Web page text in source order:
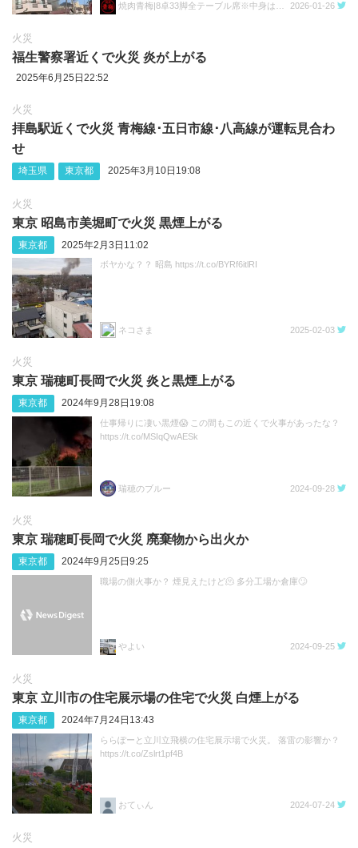
2026-01-26
火災
福生警察署近くで火災 炎が上がる
2025年6月25日22:52
火災
拝島駅近くで火災 青梅線･五日市線･八高線が運転見合わ
せ
埼玉県 東京都 2025年3月10日19:08
火災
東京 昭島市美堀町で火災 黒煙上がる
東京都 2025年2月3日11:02
ボヤかな？？ 昭島 https://t.co/BYRf6itlRI
ネコさま 2025-02-03
火災
東京 瑞穂町長岡で火災 炎と黒煙上がる
東京都 2024年9月28日19:08
仕事帰りに凄い黒煙😱 この間もこの近くで火事があったな？
https://t.co/MSIqQwAESk
瑞穂のブルー 2024-09-28
火災
東京 瑞穂町長岡で火災 廃棄物から出火か
東京都 2024年9月25日9:25
職場の側火事か？ 煙見えたけど🫠 多分工場か倉庫🙄
やよい 2024-09-25
火災
東京 立川市の住宅展示場の住宅で火災 白煙上がる
東京都 2024年7月24日13:43
ららぽーと立川立飛横の住宅展示場で火災。 落雷の影響か？
https://t.co/Zslrt1pf4B
おてぃん 2024-07-24
火災